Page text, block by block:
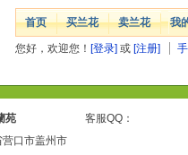
首页 买兰花 卖兰花 我
您好，欢迎您！ [登录] 或 [注册]
苑
客服QQ：
营口市盖州市